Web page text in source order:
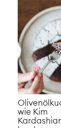
wie Kim